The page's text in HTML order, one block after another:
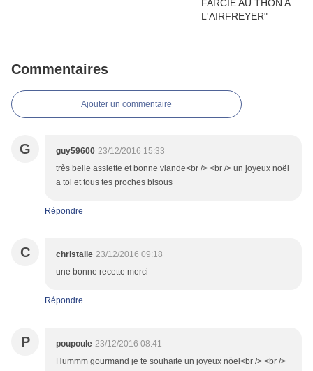
Commentaires
Ajouter un commentaire
G guy59600 23/12/2016 15:33
très belle assiette et bonne viande<br /> <br /> un joyeux noël
a toi et tous tes proches bisous
Répondre
C christalie 23/12/2016 09:18
une bonne recette merci
Répondre
P poupoule 23/12/2016 08:41
Hummm gourmand je te souhaite un joyeux nöel<br /> <br />